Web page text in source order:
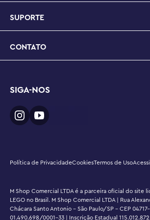
comprimento e 3 pol. (8 cm) de largura
SUPORTE
CONTATO
SIGA-NOS
Política de PrivacidadeCookiesTermos de Uso
M Shop Comercial LTDA é a parceira oficial do site
LEGO no Brasil. M Shop Comercial LTDA | Rua
Chácara Santo Antonio - São Paulo/SP - CEP
01.490.698/0001-33 | Inscrição Estadual